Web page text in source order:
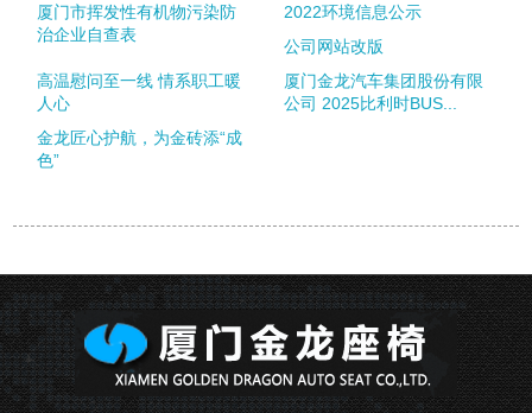
厦门市挥发性有机物污染防
治企业自查表
2022环境信息公示
公司网站改版
高温慰问至一线 情系职工暖
人心
厦门金龙汽车集团股份有限
公司 2025比利时BUS...
金龙匠心护航，为金砖添“成
色”